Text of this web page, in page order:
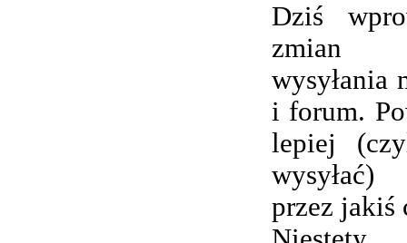
Dziś
zmian
wysyłania
i forum.
lepiej
przez jakiś